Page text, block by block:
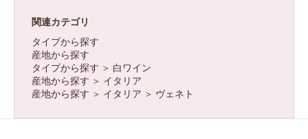
関連カテゴリ
タイプから探す
産地から探す
タイプから探す ＞ 白ワイン
産地から探す ＞ イタリア
産地から探す ＞ イタリア ＞ ヴェネト